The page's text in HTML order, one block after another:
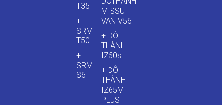
T35
+
SRM
T50
+
SRM
S6
MISSU
VAN V56
+ ĐÔ
THÀNH
IZ50s
+ ĐÔ
THÀNH
IZ65M
PLUS